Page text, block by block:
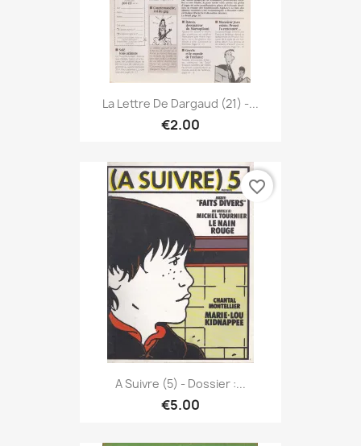
La Lettre De Dargaud (21) -...
€2.00
A Suivre (5) - Dossier :...
€5.00
favorite_border